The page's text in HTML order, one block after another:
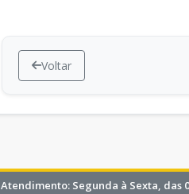
Voltar
Atendimento: Segunda à Sexta, das